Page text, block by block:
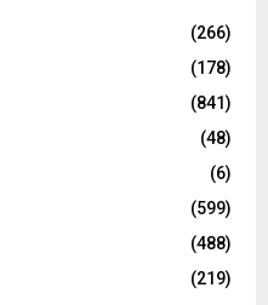
(266)
(178)
(841)
(48)
(6)
(599)
(488)
(219)